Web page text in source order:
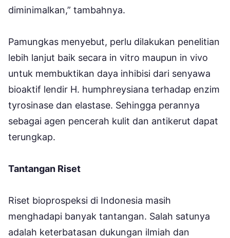
diminimalkan,” tambahnya.
Pamungkas menyebut, perlu dilakukan penelitian
lebih lanjut baik secara in vitro maupun in vivo
untuk membuktikan daya inhibisi dari senyawa
bioaktif lendir H. humphreysiana terhadap enzim
tyrosinase dan elastase. Sehingga perannya
sebagai agen pencerah kulit dan antikerut dapat
terungkap.
Tantangan Riset
Riset bioprospeksi di Indonesia masih
menghadapi banyak tantangan. Salah satunya
adalah keterbatasan dukungan ilmiah dan